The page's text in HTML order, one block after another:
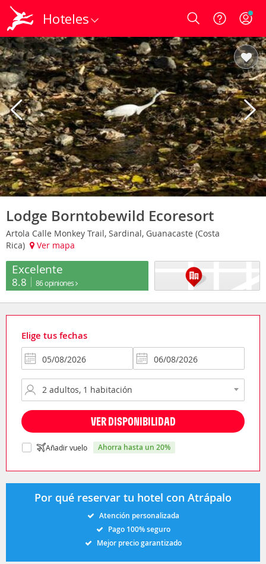
Hoteles Login
Lodge Borntobewild Ecoresort
Artola Calle Monkey Trail, Sardinal, Guanacaste (Costa
Rica)
Ver mapa
Excelente
8.8 86 opiniones
Elige tus fechas
VER DISPONIBILIDAD
Añadir vuelo ahorra hasta un 20%
Por qué reservar tu hotel con Atrápalo
Atención personalizada
Pago 100% seguro
Mejor precio garantizado